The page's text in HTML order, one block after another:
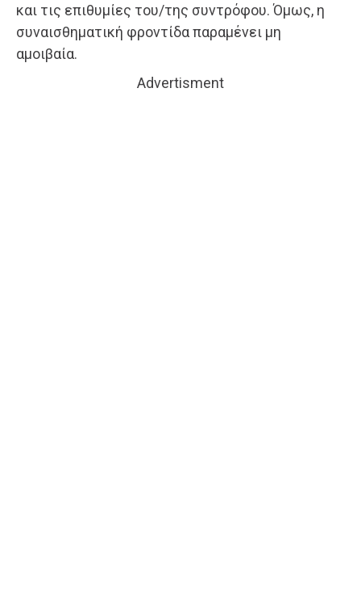
και τις επιθυμίες του/της συντρόφου. Όμως, η
συναισθηματική φροντίδα παραμένει μη
αμοιβαία.
Advertisment